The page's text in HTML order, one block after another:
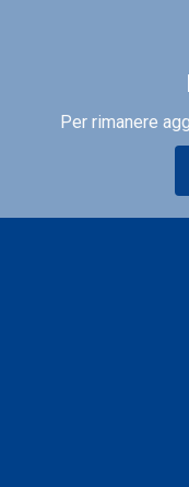
Per rimanere